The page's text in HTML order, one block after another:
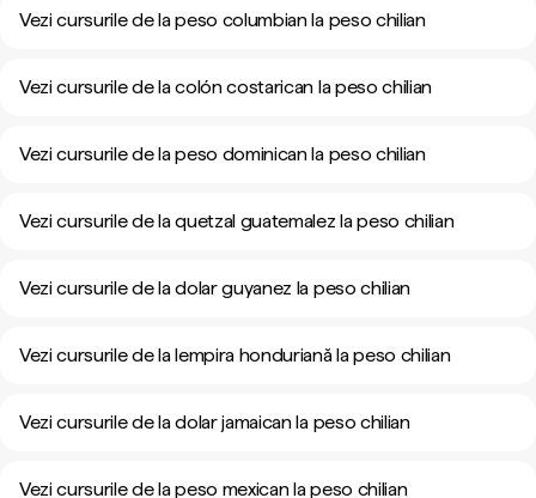
Vezi cursurile de la peso columbian la peso chilian
Vezi cursurile de la colón costarican la peso chilian
Vezi cursurile de la peso dominican la peso chilian
Vezi cursurile de la quetzal guatemalez la peso chilian
Vezi cursurile de la dolar guyanez la peso chilian
Vezi cursurile de la lempira honduriană la peso chilian
Vezi cursurile de la dolar jamaican la peso chilian
Vezi cursurile de la peso mexican la peso chilian